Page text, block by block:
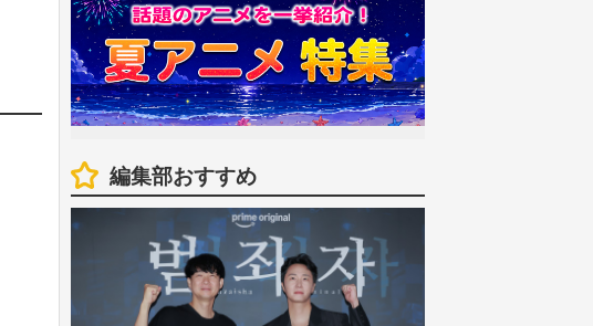
編集部おすすめ